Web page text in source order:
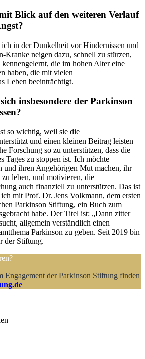
Blick auf den weiteren Verlauf
in der Dunkelheit vor Hindernissen und
Kranke neigen dazu, schnell zu stürzen,
die im hohen Alter eine
haben, die mit vielen
Leben beeinträchtigt.
insbesondere der Parkinson
so wichtig, weil sie die
und einen kleinen Beitrag leisten
Forschung so zu unterstützen, dass die
Tages zu stoppen ist. Ich möchte
und ihren Angehörigen Mut machen, ihr
leben, und motivieren, die
auch finanziell zu unterstützen. Das ist
mit Prof. Dr. Jens Volkmann, dem ersten
Parkinson Stiftung, ein Buch zum
habe. Der Titel ist: „Dann zitter
allgemein verständlich einen
Parkinson zu geben. Seit 2019 bin
der Stiftung.
Engagement der Parkinson Stiftung finden